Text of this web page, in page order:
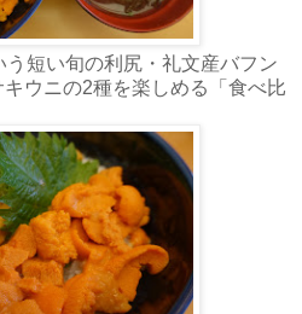
短い旬の利尻・礼文産バフン
ウニの2種を楽しめる「食べ比